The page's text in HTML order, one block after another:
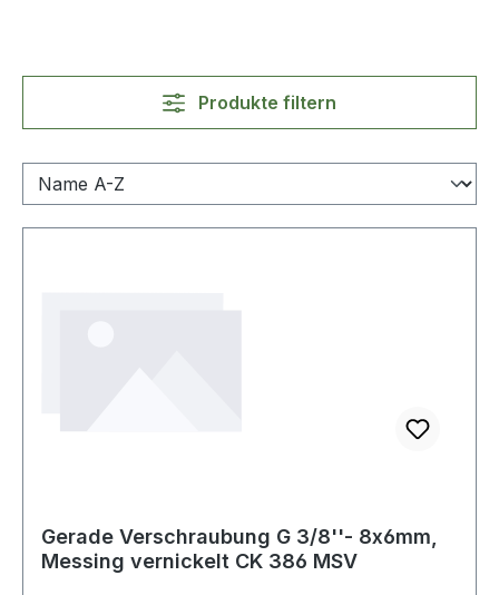
Produkte filtern
Gerade Verschraubung G 3/8''- 8x6mm,
Messing vernickelt CK 386 MSV